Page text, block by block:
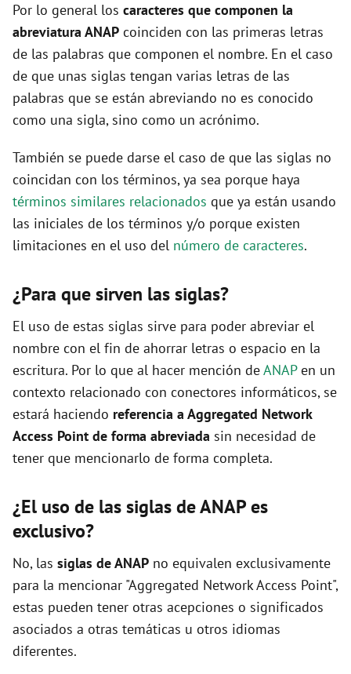
e
o
Por lo general los caracteres que componen la
abreviatura ANAP coinciden con las primeras letras
de las palabras que componen el nombre. En el caso
de que unas siglas tengan varias letras de las
palabras que se están abreviando no es conocido
como una sigla, sino como un acrónimo.
También se puede darse el caso de que las siglas no
coincidan con los términos, ya sea porque haya
términos similares relacionados que ya están usando
las iniciales de los términos y/o porque existen
limitaciones en el uso del número de caracteres.
¿Para que sirven las siglas?
El uso de estas siglas sirve para poder abreviar el
nombre con el fin de ahorrar letras o espacio en la
escritura. Por lo que al hacer mención deANAPen un
contexto relacionado con conectores informáticos, se
estará haciendo referencia a Aggregated Network
Access Point de forma abreviada sin necesidad de
tener que mencionarlo de forma completa.
¿El uso de las siglas de ANAP es
exclusivo?
No, las siglas de ANAP no equivalen exclusivamente
para la mencionar "Aggregated Network Access Point",
estas pueden tener otras acepciones o significados
asociados a otras temáticas u otros idiomas
diferentes.